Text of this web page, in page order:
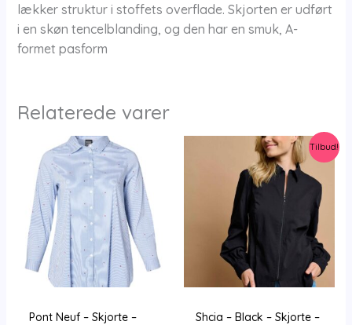
lækker struktur i stoffets overflade. Skjorten er udført
i en skøn tencelblanding, og den har en smuk, A-
formet pasform
Relaterede varer
Pont Neuf – Skjorte –
Tilbud!
Shcia – Black – Skjorte –